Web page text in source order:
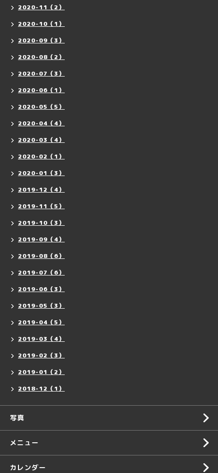
2020-11（2）
2020-10（1）
2020-09（3）
2020-08（2）
2020-07（3）
2020-06（1）
2020-05（5）
2020-04（4）
2020-03（4）
2020-02（1）
2020-01（3）
2019-12（4）
2019-11（5）
2019-10（3）
2019-09（4）
2019-08（6）
2019-07（6）
2019-06（3）
2019-05（3）
2019-04（5）
2019-03（4）
2019-02（3）
2019-01（2）
2018-12（1）
写真
メニュー
カレンダー